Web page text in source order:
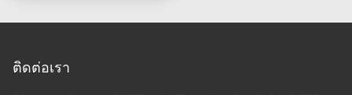
ติดต่อเรา